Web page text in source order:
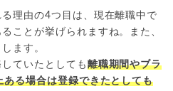
理由の4つ目は、現在離職中で
ことが挙げられますね。また、
ます。
ていたとしても 離職期間やブラ
る場合は登録できたとしても